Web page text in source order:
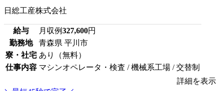
日総工産株式会社
給与 月収例327,600円
勤務地
青森県 平川市
寮・社宅 あり（無料）
仕事内容 マシンオペレータ・検査 / 機械系工場 / 交替制
詳細を表示